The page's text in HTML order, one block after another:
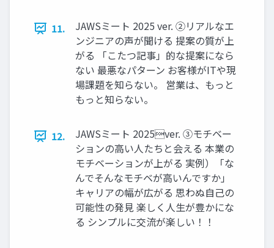
11.
JAWSミート 2025 ver. ②リアルなエ
ンジニアの声が聞ける 提案の質が上
がる 「こたつ記事」的な提案になら
ない 最悪なパターン お客様がITや現
場課題を知らない。 営業は、もっと
もっと知らない。
12.
JAWSミート 2025ver. ③モチベー
ションの⾼い⼈たちと会える 本業の
モチベーションが上がる 実例）「な
んでそんなモチベが⾼いんですか」
キャリアの幅が広がる 思わぬ⾃⼰の
可能性の発⾒ 楽しく⼈⽣が豊かにな
る シンプルに交流が楽しい！！